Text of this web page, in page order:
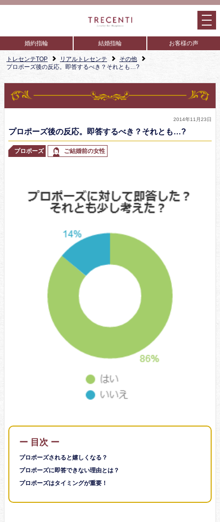
お客様の声
結婚指輪
婚約指輪
トレセンテTOP リアルトレセンテ
その他
プロポーズ後の反応。即答するべき？それとも…?
2014年11月23日
プロポーズ後の反応。即答するべき？それとも…?
プロポーズ ご結婚前の女性
ー 目次 ー
プロポーズされると嬉しくなる？
プロポーズに即答できない理由とは？
プロポーズはタイミングが重要！